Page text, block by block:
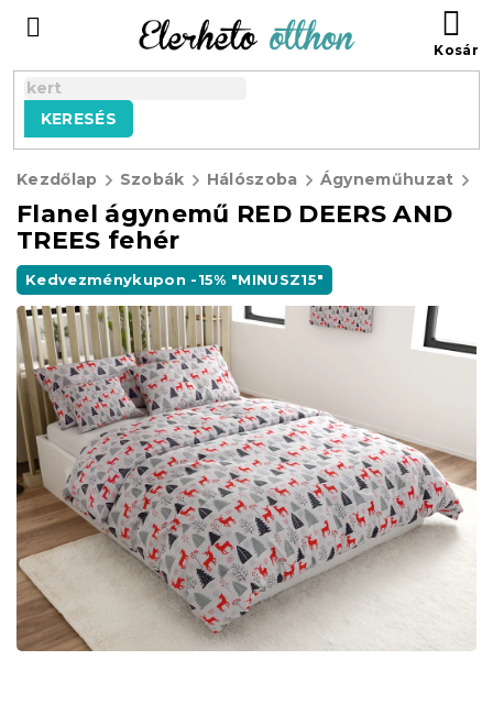
tartalomhoz
KERESÉS
Kezdőlap Szobák Hálószoba Ágyneműhuzat
Flanel ágynemű RED DEERS AND
TREES fehér
Kedvezménykupon -15% "MINUSZ15"